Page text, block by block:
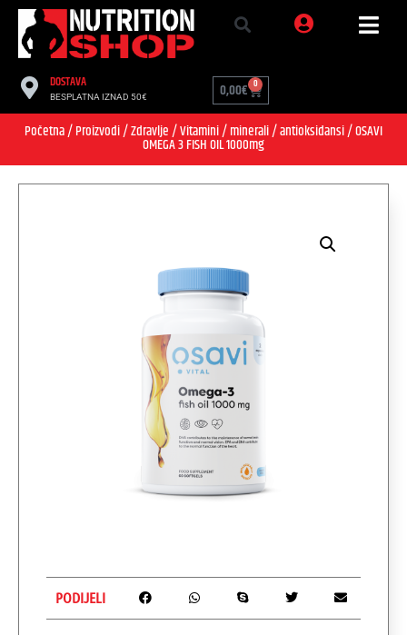
DOSTAVA
BESPLATNA IZNAD 50€ 0,00€ 0
Početna/Proizvodi/Zdravlje/Vitamini / minerali / antioksidansi/ OSAVI
OMEGA 3 FISH OIL 1000mg
PODIJELI